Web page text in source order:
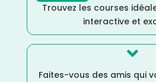
Trouvez les courses
interactive et

Faites-vous des amis qui